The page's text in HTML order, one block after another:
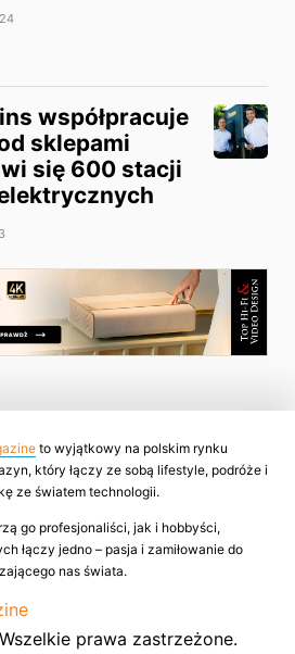
współpracuje
sklepami
się 600 stacji
to wyjątkowy na polskim rynku
który łączy ze sobą lifestyle, podróże i
ze światem technologii.
go profesjonaliści, jak i hobbyści,
łączy jedno – pasja i zamiłowanie do
nas świata.
prawa zastrzeżone.